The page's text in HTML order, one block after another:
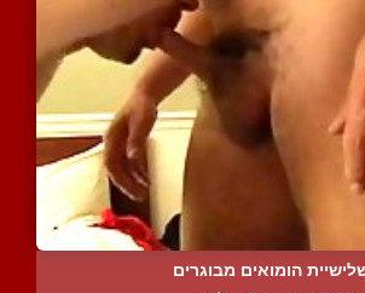
הומואים מבוגרים